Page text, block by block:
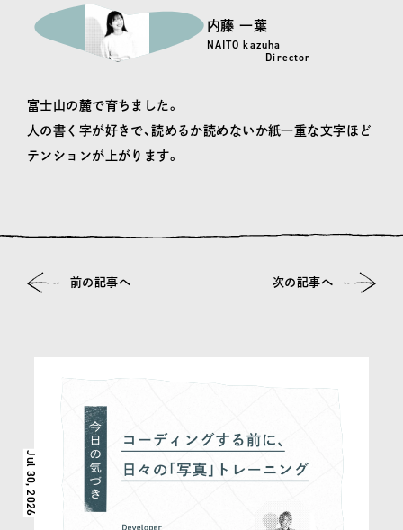
内藤 一葉
NAITO kazuha
Director
富士山の麓で育ちました。
人の書く字が好きで、読めるか読めないか紙一重な文字ほど
テンションが上がります。
前の記事へ 次の記事へ
Jul 30, 2026